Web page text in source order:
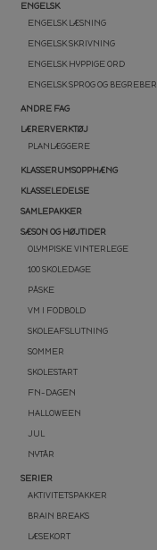
ENGELSK
ENGELSK LÆSNING
ENGELSK SKRIVNING
ENGELSK HYPPIGE ORD
ENGELSK SPROG OG BEGREBER
ANDRE FAG
LÆRERVERKTØJ
PLANLÆGGERE
KLASSERUMSOPPHÆNG
KLASSELEDELSE
SAMLEPAKKER
SÆSON OG HØJTIDER
OLYMPISKE VINTERLEGE
100 SKOLEDAGE
PÅSKE
VM I FODBOLD
SKOLEAFSLUTNING
SOMMER
SKOLESTART
FN-DAGEN
HALLOWEEN
JUL
NYTÅR
SERIER
AKTIVITETSPAKKER
BRAIN BREAKS
LÆSEKORT